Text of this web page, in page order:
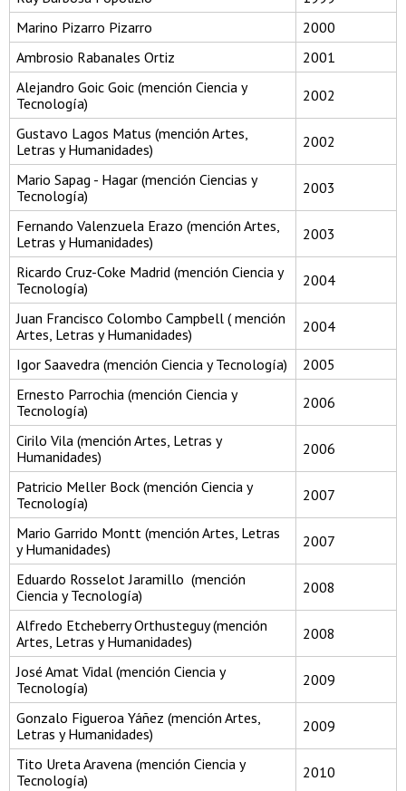
Marino Pizarro Pizarro
2000
Ambrosio Rabanales Ortiz
2001
Alejandro Goic Goic (mención Ciencia y
Tecnología)
2002
Gustavo Lagos Matus (mención Artes,
Letras y Humanidades)
2002
Mario Sapag - Hagar (mención Ciencias y
Tecnología)
2003
Fernando Valenzuela Erazo (mención Artes,
Letras y Humanidades)
2003
Ricardo Cruz-Coke Madrid (mención Ciencia y
Tecnología)
2004
Juan Francisco Colombo Campbell ( mención
Artes, Letras y Humanidades)
2004
Igor Saavedra (mención Ciencia y Tecnología)
2005
Ernesto Parrochia (mención Ciencia y
Tecnología)
2006
Cirilo Vila (mención Artes, Letras y
Humanidades)
2006
Patricio Meller Bock (mención Ciencia y
Tecnología)
2007
Mario Garrido Montt (mención Artes, Letras
y Humanidades)
2007
Eduardo Rosselot Jaramillo (mención
Ciencia y Tecnología)
2008
Alfredo Etcheberry Orthusteguy (mención
Artes, Letras y Humanidades)
2008
José Amat Vidal (mención Ciencia y
Tecnología)
2009
Gonzalo Figueroa Yáñez (mención Artes,
Letras y Humanidades)
2009
Tito Ureta Aravena (mención Ciencia y
Tecnología)
2010